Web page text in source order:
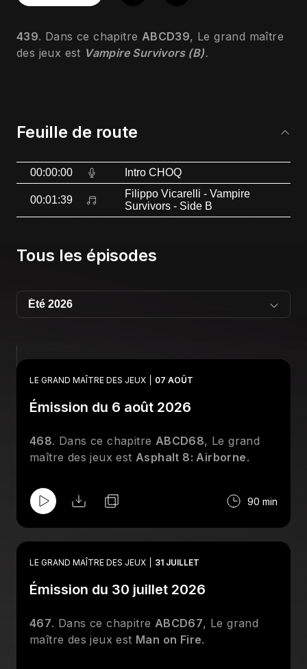
439. Dans ce chapitre ABCD39, Le grand maître
des jeux est Vampire Survivors (B).
Feuille de route
00:00:00 Intro CHOQ
00:01:39
Filippo Vicarelli - Vampire
Survivors - Side B
Tous les épisodes
LE GRAND MAÎTRE DES JEUX 07 AOÛT
Émission du 6 août 2026
468. Dans ce chapitre ABCD68, Le grand
maître des jeux est Asphalt 8: Airborne.
90 min
LE GRAND MAÎTRE DES JEUX 31 JUILLET
Émission du 30 juillet 2026
467. Dans ce chapitre ABCD67, Le grand
maître des jeux est Man on Fire.